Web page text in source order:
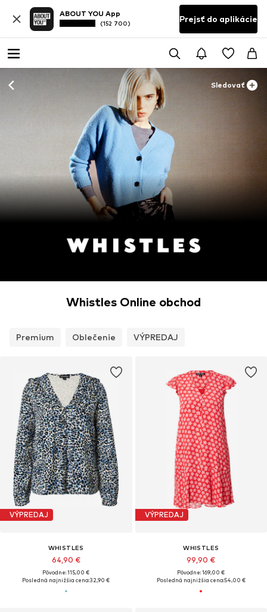
ABOUT YOU App
(152 700) Prejsť do aplikácie
Sledovať
Whistles Online obchod
Premium Oblečenie VÝPREDAJ
VÝPREDAJ
WHISTLES
64,90 €
Pôvodne: 115,00 €
Posledná najnižšia cena:32,90 €
VÝPREDAJ
WHISTLES
99,90 €
Pôvodne: 169,00 €
Posledná najnižšia cena:54,00 €